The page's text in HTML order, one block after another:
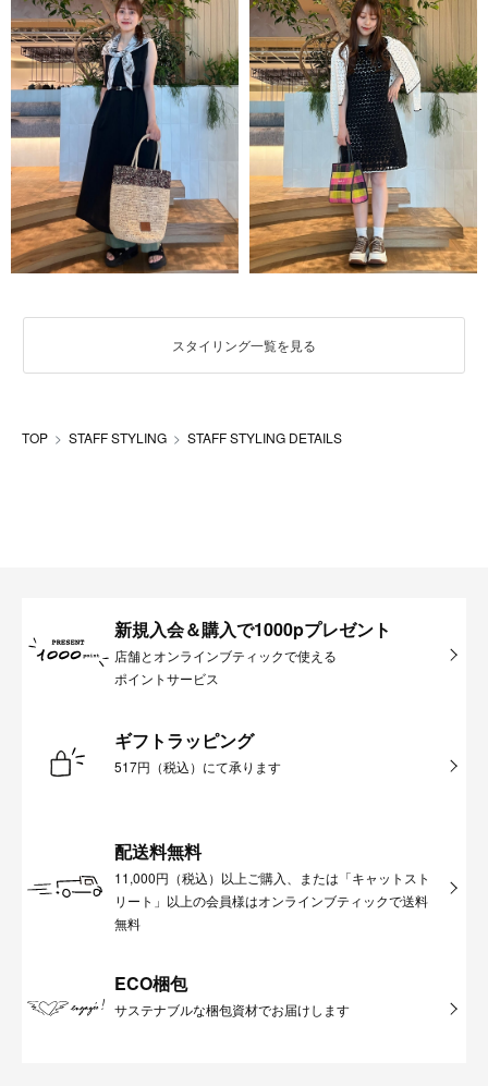
スタイリング一覧を見る
TOP STAFF STYLING STAFF STYLING DETAILS
新規入会＆購入で1000pプレゼント
店舗とオンラインブティックで使える
ポイントサービス
ギフトラッピング
517円（税込）にて承ります
配送料無料
11,000円（税込）以上ご購入、または「キャットスト
リート」以上の会員様はオンラインブティックで送料
無料
ECO梱包
サステナブルな梱包資材でお届けします